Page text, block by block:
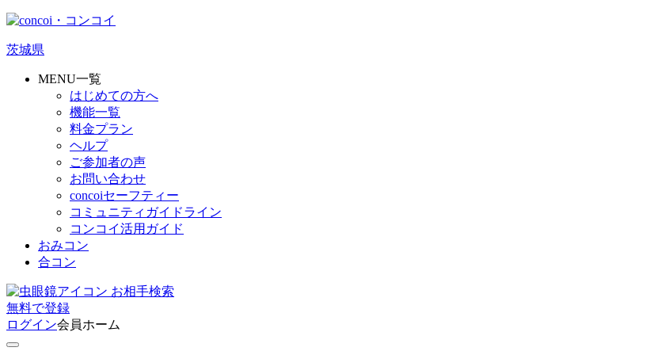
茨城県
MENU一覧
はじめての方へ
機能一覧
料金プラン
ヘルプ
ご参加者の声
お問い合わせ
concoiセーフティー
コミュニティガイドライン
コンコイ活用ガイド
おみコン
合コン
お相手検索
無料で登録
ログイン会員ホーム